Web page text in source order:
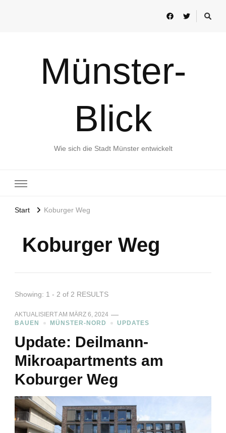
Münster-
Blick
Wie sich die Stadt Münster entwickelt
Start Koburger Weg
Koburger Weg
Showing: 1 - 2 of 2 RESULTS
AKTUALISIERT AM MÄRZ 6, 2024
BAUEN
MÜNSTER-NORD UPDATES
Update: Deilmann-
Mikroapartments am
Koburger Weg